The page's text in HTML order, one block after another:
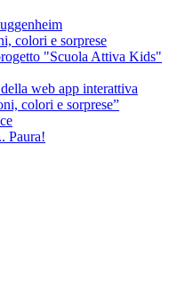
colori e sorprese
"Scuola Attiva Kids"
web app interattiva
colori e sorprese”
Paura!